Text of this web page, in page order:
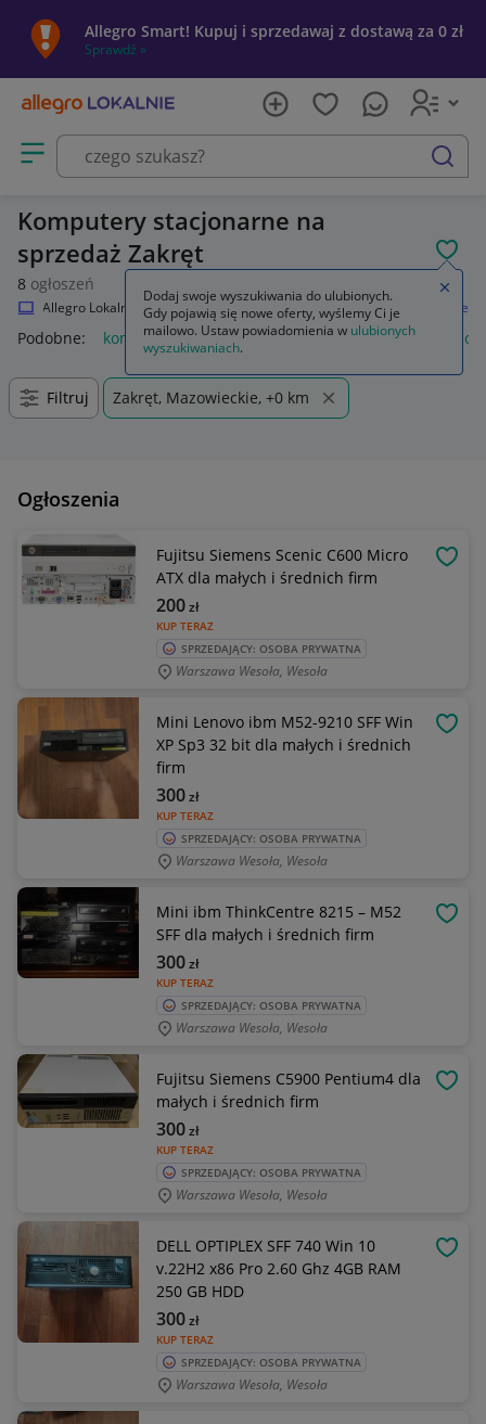
Allegro Smart! Kupuj i sprzedawaj z dostawą za 0 zł
Sprawdź »
Otwórz menu z kategoriami
szukaj
Komputery stacjonarne na
sprzedaż Zakręt
8 ogłoszeń
Allegro Lokalnie Elektronika Komputery Komputery stacjonarne
Podobne: komputer stacjonarny używane komputery
Filtruj Zakręt, Mazowieckie, +0 km
Ogłoszenia
Fujitsu Siemens Scenic C600 Micro
ATX dla małych i średnich firm
KUP TERAZ
200zł
SPRZEDAJĄCY: OSOBA PRYWATNA
Warszawa Wesoła, Wesoła
Mini Lenovo ibm M52-9210 SFF Win
XP Sp3 32 bit dla małych i średnich
firm
KUP TERAZ
300zł
SPRZEDAJĄCY: OSOBA PRYWATNA
Warszawa Wesoła, Wesoła
Mini ibm ThinkCentre 8215 – M52
SFF dla małych i średnich firm
KUP TERAZ
300zł
SPRZEDAJĄCY: OSOBA PRYWATNA
Warszawa Wesoła, Wesoła
Fujitsu Siemens C5900 Pentium4 dla
małych i średnich firm
KUP TERAZ
300zł
SPRZEDAJĄCY: OSOBA PRYWATNA
Warszawa Wesoła, Wesoła
DELL OPTIPLEX SFF 740 Win 10
v.22H2 x86 Pro 2.60 Ghz 4GB RAM
250 GB HDD
KUP TERAZ
300zł
SPRZEDAJĄCY: OSOBA PRYWATNA
Warszawa Wesoła, Wesoła
Dodaj swoje wyszukiwania do ulubionych.
Gdy pojawią się nowe oferty, wyślemy Ci je
mailowo. Ustaw powiadomienia w ulubionych
wyszukiwaniach.